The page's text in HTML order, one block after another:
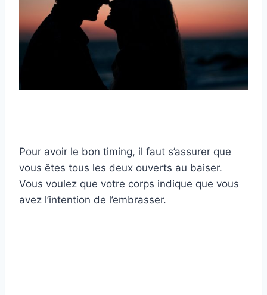
Pour avoir le bon timing, il faut s’assurer que
vous êtes tous les deux ouverts au baiser.
Vous voulez que votre corps indique que vous
avez l’intention de l’embrasser.